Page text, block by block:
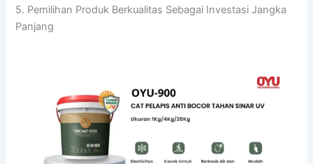
5. Pemilihan Produk Berkualitas Sebagai Investasi Jangka
Panjang